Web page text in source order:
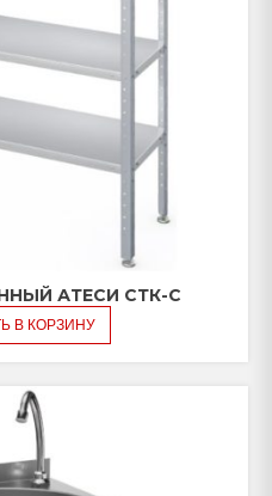
АТЕСИ СТК-С
В КОРЗИНУ